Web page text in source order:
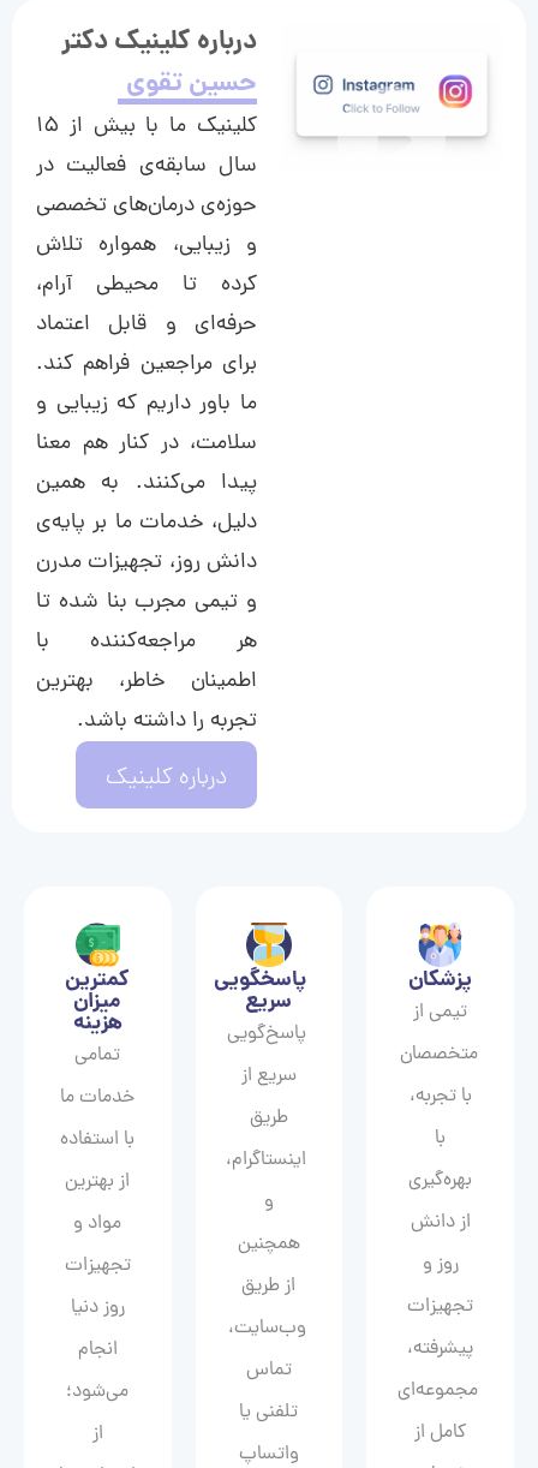
درباره کلینیک دکتر
حسین تقوی
کلینیک ما با بیش از ۱۵
سال سابقه‌ی فعالیت در
حوزه‌ی درمان‌های تخصصی
و زیبایی، همواره تلاش
کرده تا محیطی آرام،
حرفه‌ای و قابل اعتماد
برای مراجعین فراهم کند.
ما باور داریم که زیبایی و
سلامت، در کنار هم معنا
پیدا می‌کنند. به همین
دلیل، خدمات ما بر پایه‌ی
دانش روز، تجهیزات مدرن
و تیمی مجرب بنا شده تا
هر مراجعه‌کننده با
اطمینان خاطر، بهترین
تجربه را داشته باشد.
درباره کلینیک
پزشکان
تیمی از
متخصصان
با تجربه،
با
بهره‌گیری
از دانش
روز و
تجهیزات
پیشرفته،
مجموعه‌ای
کامل از
پاسخگویی
سریع
پاسخ‌گویی
سریع از
طریق
اینستاگرام،
و
همچنین
از طریق
وب‌سایت،
تماس
تلفنی یا
واتساپ
کمترین
میزان
هزینه
تمامی
خدمات ما
با استفاده
از بهترین
مواد و
تجهیزات
روز دنیا
انجام
می‌شود؛
از